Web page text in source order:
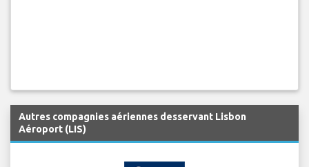
Autres compagnies aériennes desservant Lisbon
Aéroport (LIS)